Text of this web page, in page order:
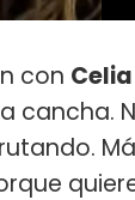
con
cancha.